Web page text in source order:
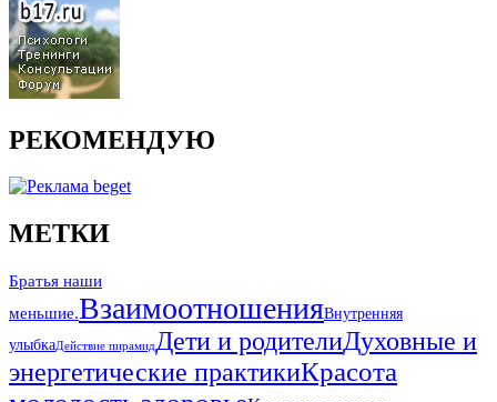
РЕКОМЕНДУЮ
МЕТКИ
Братья наши
меньшие.ВзаимоотношенияВнутренняя
улыбкаДействие пирамидДети и родителиДуховные и
энергетические практикиКрасота